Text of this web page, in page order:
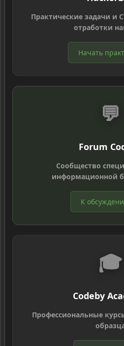
Практические задачи и
отработки
Начать
💬
Forum
Сообщество
информационной
К
🎓
Codeby
Профессиональные